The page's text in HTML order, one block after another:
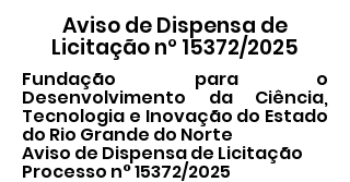
Aviso de Dispensa de
Licitação n° 15372/2025
Fundação para o
Desenvolvimento da Ciência,
Tecnologia e Inovação do Estado
do Rio Grande do Norte
Aviso de Dispensa de Licitação
Processo n° 15372/2025